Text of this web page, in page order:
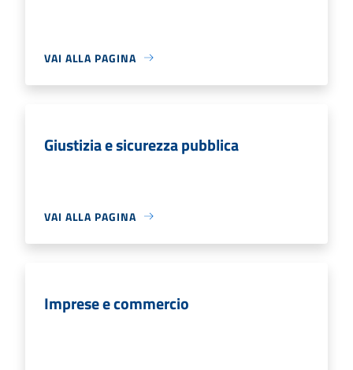
VAI ALLA PAGINA
Giustizia e sicurezza pubblica
VAI ALLA PAGINA
Imprese e commercio